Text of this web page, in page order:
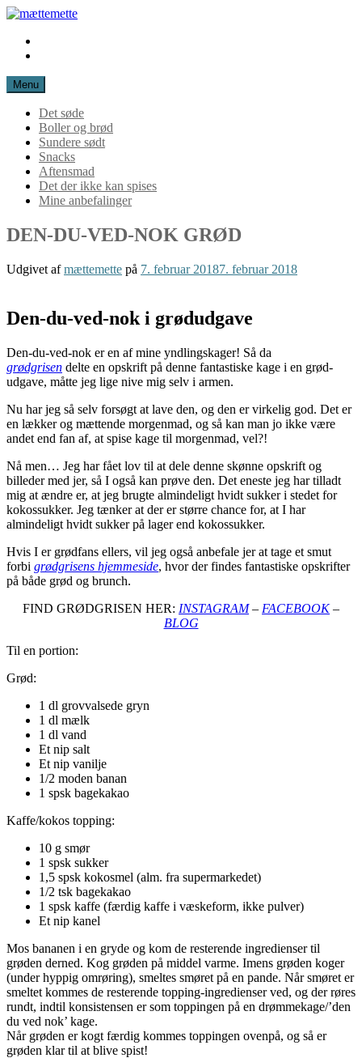
Spring
indhold
mættemette
Menu
Det søde
Boller og brød
Sundere sødt
Snacks
Aftensmad
Det der ikke kan spises
Mine anbefalinger
DEN-DU-VED-NOK GRØD
Udgivet afmættemette på 7. februar 20187. februar 2018
Den-du-ved-nok i grødudgave
Den-du-ved-nok er en af mine yndlingskager! Så da
grødgrisen delte en opskrift på denne fantastiske kage i en grød-
udgave, måtte jeg lige nive mig selv i armen.
Nu har jeg så selv forsøgt at lave den, og den er virkelig god. Det er
en lækker og mættende morgenmad, og så kan man jo ikke være
andet end fan af, at spise kage til morgenmad, vel?!
Nå men… Jeg har fået lov til at dele denne skønne opskrift og
billeder med jer, så I også kan prøve den. Det eneste jeg har tilladt
mig at ændre er, at jeg brugte almindeligt hvidt sukker i stedet for
kokossukker. Jeg tænker at der er større chance for, at I har
almindeligt hvidt sukker på lager end kokossukker.
Hvis I er grødfans ellers, vil jeg også anbefale jer at tage et smut
forbi grødgrisens hjemmeside, hvor der findes fantastiske opskrifter
på både grød og brunch.
FIND GRØDGRISEN HER: INSTAGRAM– FACEBOOK–
BLOG
Til en portion:
Grød:
1 dl grovvalsede gryn
1 dl mælk
1 dl vand
Et nip salt
Et nip vanilje
1/2 moden banan
1 spsk bagekakao
Kaffe/kokos topping:
10 g smør
1 spsk sukker
1,5 spsk kokosmel (alm. fra supermarkedet)
1/2 tsk bagekakao
1 spsk kaffe (færdig kaffe i væskeform, ikke pulver)
Et nip kanel
Mos bananen i en gryde og kom de resterende ingredienser til
grøden derned. Kog grøden på middel varme. Imens grøden koger
(under hyppig omrøring), smeltes smøret på en pande. Når smøret er
smeltet kommes de resterende topping-ingredienser ved, og der røres
rundt, indtil konsistensen er som toppingen på en drømmekage/’den
du ved nok’ kage.
Når grøden er kogt færdig kommes toppingen ovenpå, og så er
grøden klar til at blive spist!